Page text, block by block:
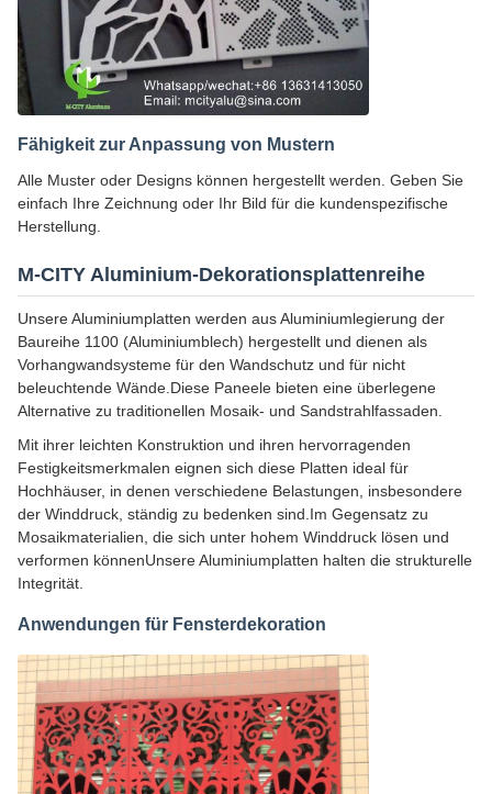
Fähigkeit zur Anpassung von Mustern
Alle Muster oder Designs können hergestellt werden. Geben Sie
einfach Ihre Zeichnung oder Ihr Bild für die kundenspezifische
Herstellung.
M-CITY Aluminium-Dekorationsplattenreihe
Unsere Aluminiumplatten werden aus Aluminiumlegierung der
Baureihe 1100 (Aluminiumblech) hergestellt und dienen als
Vorhangwandsysteme für den Wandschutz und für nicht
beleuchtende Wände.Diese Paneele bieten eine überlegene
Alternative zu traditionellen Mosaik- und Sandstrahlfassaden.
Mit ihrer leichten Konstruktion und ihren hervorragenden
Festigkeitsmerkmalen eignen sich diese Platten ideal für
Hochhäuser, in denen verschiedene Belastungen, insbesondere
der Winddruck, ständig zu bedenken sind.Im Gegensatz zu
Mosaikmaterialien, die sich unter hohem Winddruck lösen und
verformen könnenUnsere Aluminiumplatten halten die strukturelle
Integrität.
Anwendungen für Fensterdekoration